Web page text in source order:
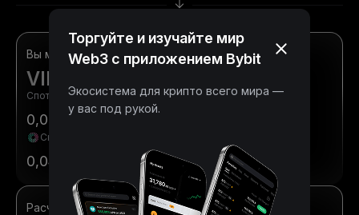
Вы можете получить статус
VIP 3
Спотовая комиссия мейкера/тейкера
0,0625 % 0,0750 %
Скидка на комиссии 25% с MNT
0,0469 % 0,0563 %
Расчетная скидка на комиссии
Торгуйте и изучайте мир
Web3 с приложением Bybit
Экосистема для крипто всего мира —
у вас под рукой.